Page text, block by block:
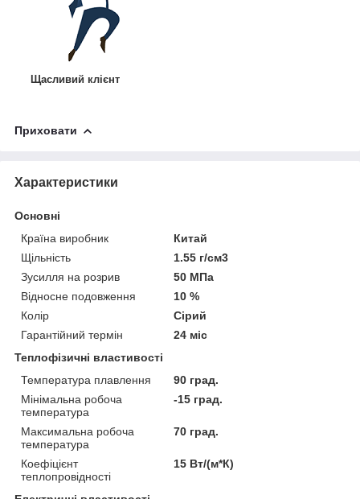
Щасливий клієнт
Приховати
Характеристики
Основні
Країна виробник
Китай
Щільність
1.55 г/см3
Зусилля на розрив
50 МПа
Відносне подовження
10 %
Колір
Сірий
Гарантійний термін
24 міс
Теплофізичні властивості
Температура плавлення
90 град.
Мінімальна робоча
температура
-15 град.
Максимальна робоча
температура
70 град.
Коефіцієнт
теплопровідності
15 Вт/(м*К)